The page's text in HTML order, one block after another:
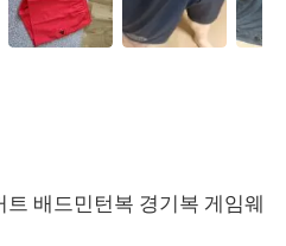
배드민턴복 경기복 게임웨